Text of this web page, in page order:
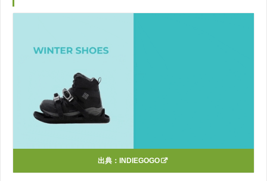
出典： INDIEGOGO